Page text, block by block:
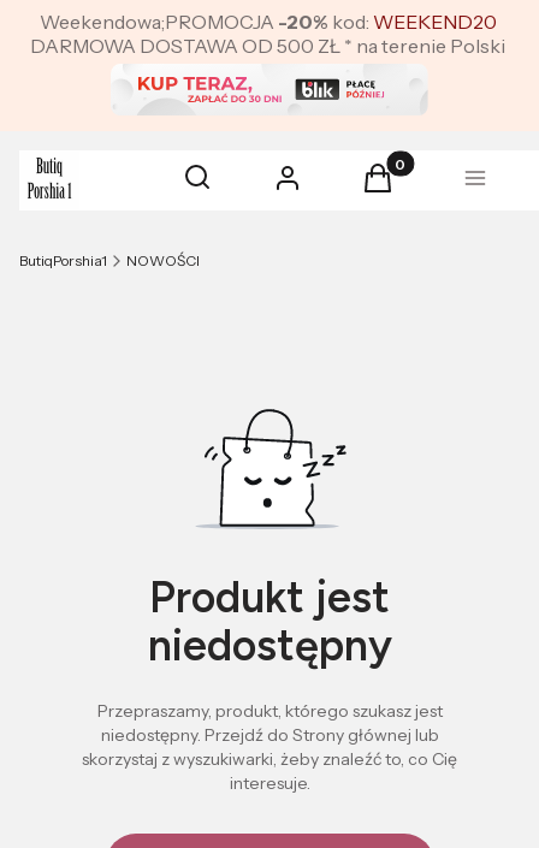
Weekendowa;PROMOCJA -20% kod: WEEKEND20
DARMOWA DOSTAWA OD 500 ZŁ * na terenie Polski
Otwórz wyszukiwarkę
Szukaj Zaloguj się Produkty w
Koszyk Menu
ButiqPorshia1 NOWOŚCI
Produkt jest
niedostępny
Przepraszamy, produkt, którego szukasz jest
niedostępny. Przejdź do Strony głównej lub
skorzystaj z wyszukiwarki, żeby znaleźć to, co Cię
interesuje.